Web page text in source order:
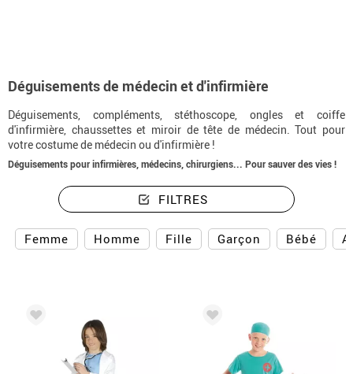
Déguisements de médecin et d'infirmière
Déguisements, compléments, stéthoscope, ongles et coiffe
d'infirmière, chaussettes et miroir de tête de médecin. Tout pour
votre costume de médecin ou d'infirmière !
Déguisements pour infirmières, médecins, chirurgiens... Pour sauver des vies !
FILTRES
Femme Homme Fille Garçon Bébé